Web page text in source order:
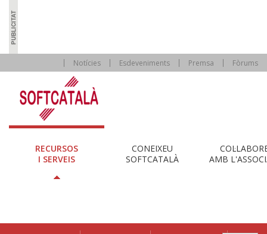
Notícies Esdeveniments Premsa Fòrums
RECURSOS
I SERVEIS
CONEIXEU
SOFTCATALÀ
AMB